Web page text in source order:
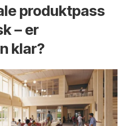
produktpass
– er
klar?